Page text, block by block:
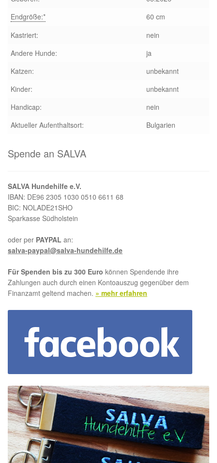
Endgröße:*
60 cm
Kastriert:
nein
Andere Hunde:
ja
Katzen:
unbekannt
Kinder:
unbekannt
Handicap:
nein
Aktueller Aufenthaltsort:
Bulgarien
Spende an SALVA
SALVA Hundehilfe e.V.
IBAN: DE96 2305 1030 0510 6611 68
BIC: NOLADE21SHO
Sparkasse Südholstein
oder per PAYPAL an:
salva-paypal@salva-hundehilfe.de
Für Spenden bis zu 300 Euro können Spendende ihre
Zahlungen auch durch einen Kontoauszug gegenüber dem
Finanzamt geltend machen. » mehr erfahren